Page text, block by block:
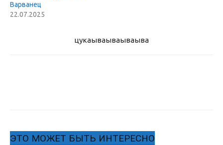
Варванец
22.07.2025
цукаываываываыва
ЭТО МОЖЕТ БЫТЬ ИНТЕРЕСНО